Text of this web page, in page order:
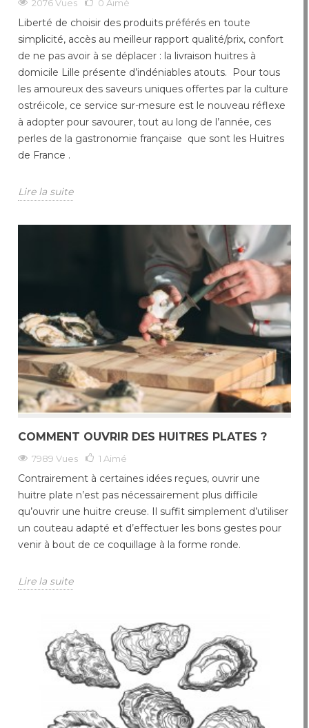
2076 Vues 0 Aimé
Liberté de choisir des produits préférés en toute
simplicité, accès au meilleur rapport qualité/prix, confort
de ne pas avoir à se déplacer : la livraison huitres à
domicile Lille présente d’indéniables atouts. Pour tous
les amoureux des saveurs uniques offertes par la culture
ostréicole, ce service sur-mesure est le nouveau réflexe
à adopter pour savourer, tout au long de l’année, ces
perles de la gastronomie française que sont les Huitres
de France .
Lire la suite
COMMENT OUVRIR DES HUITRES PLATES ?
7989 Vues 1 Aimé
Contrairement à certaines idées reçues, ouvrir une
huitre plate n’est pas nécessairement plus difficile
qu’ouvrir une huitre creuse. Il suffit simplement d’utiliser
un couteau adapté et d’effectuer les bons gestes pour
venir à bout de ce coquillage à la forme ronde.
Lire la suite